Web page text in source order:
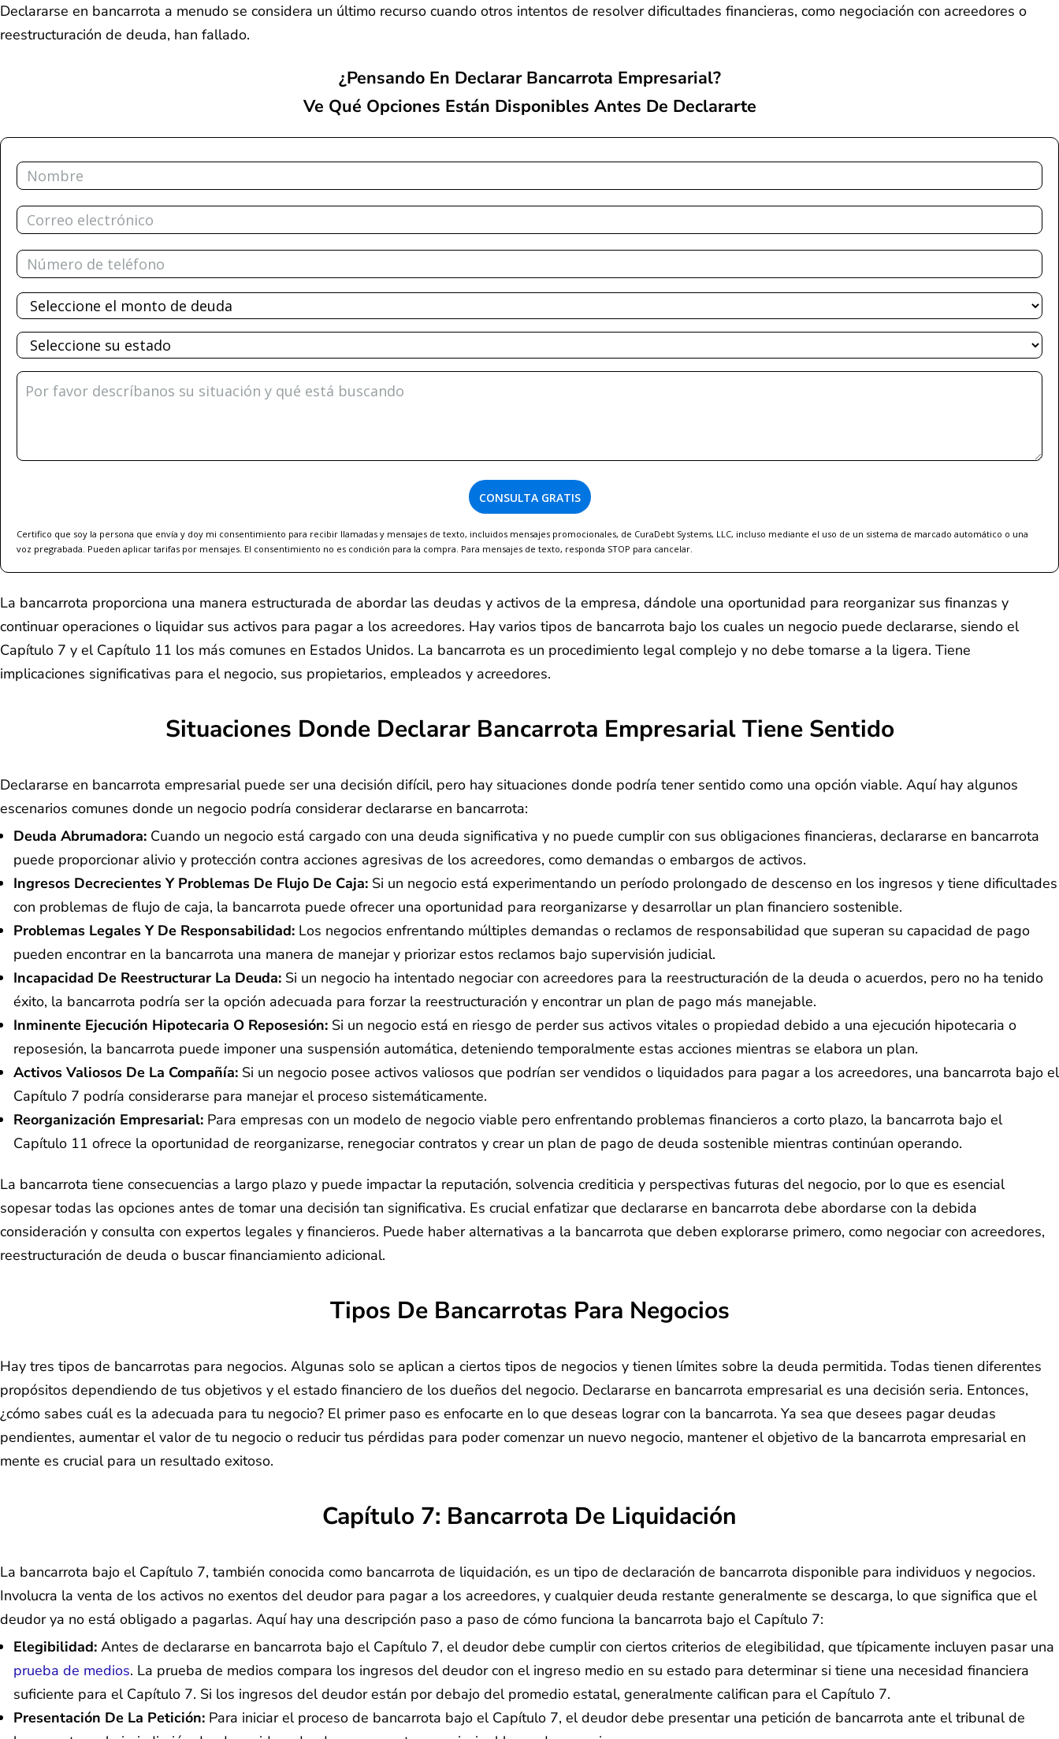
Declararse en bancarrota a menudo se considera un último recurso cuando otros intentos de resolver dificultades financieras, como negociación con acreedores o
reestructuración de deuda, han fallado.
¿Pensando En Declarar Bancarrota Empresarial?
Ve Qué Opciones Están Disponibles Antes De Declararte
Nombre
Correo
electrónico
Teléfono
Deuda
total
Estado
Describa
su
situación
CONSULTA GRATIS
Certifico que soy la persona que envía y doy mi consentimiento para recibir llamadas y mensajes de texto, incluidos mensajes promocionales, de CuraDebt Systems, LLC, incluso mediante el uso de un sistema de marcado automático o una
voz pregrabada. Pueden aplicar tarifas por mensajes. El consentimiento no es condición para la compra. Para mensajes de texto, responda STOP para cancelar.
La bancarrota proporciona una manera estructurada de abordar las deudas y activos de la empresa, dándole una oportunidad para reorganizar sus finanzas y
continuar operaciones o liquidar sus activos para pagar a los acreedores. Hay varios tipos de bancarrota bajo los cuales un negocio puede declararse, siendo el
Capítulo 7 y el Capítulo 11 los más comunes en Estados Unidos. La bancarrota es un procedimiento legal complejo y no debe tomarse a la ligera. Tiene
implicaciones significativas para el negocio, sus propietarios, empleados y acreedores.
Situaciones Donde Declarar Bancarrota Empresarial Tiene Sentido
Declararse en bancarrota empresarial puede ser una decisión difícil, pero hay situaciones donde podría tener sentido como una opción viable. Aquí hay algunos
escenarios comunes donde un negocio podría considerar declararse en bancarrota:
Deuda Abrumadora: Cuando un negocio está cargado con una deuda significativa y no puede cumplir con sus obligaciones financieras, declararse en bancarrota
puede proporcionar alivio y protección contra acciones agresivas de los acreedores, como demandas o embargos de activos.
Ingresos Decrecientes Y Problemas De Flujo De Caja: Si un negocio está experimentando un período prolongado de descenso en los ingresos y tiene dificultades
con problemas de flujo de caja, la bancarrota puede ofrecer una oportunidad para reorganizarse y desarrollar un plan financiero sostenible.
Problemas Legales Y De Responsabilidad: Los negocios enfrentando múltiples demandas o reclamos de responsabilidad que superan su capacidad de pago
pueden encontrar en la bancarrota una manera de manejar y priorizar estos reclamos bajo supervisión judicial.
Incapacidad De Reestructurar La Deuda: Si un negocio ha intentado negociar con acreedores para la reestructuración de la deuda o acuerdos, pero no ha tenido
éxito, la bancarrota podría ser la opción adecuada para forzar la reestructuración y encontrar un plan de pago más manejable.
Inminente Ejecución Hipotecaria O Reposesión: Si un negocio está en riesgo de perder sus activos vitales o propiedad debido a una ejecución hipotecaria o
reposesión, la bancarrota puede imponer una suspensión automática, deteniendo temporalmente estas acciones mientras se elabora un plan.
Activos Valiosos De La Compañía: Si un negocio posee activos valiosos que podrían ser vendidos o liquidados para pagar a los acreedores, una bancarrota bajo el
Capítulo 7 podría considerarse para manejar el proceso sistemáticamente.
Reorganización Empresarial: Para empresas con un modelo de negocio viable pero enfrentando problemas financieros a corto plazo, la bancarrota bajo el
Capítulo 11 ofrece la oportunidad de reorganizarse, renegociar contratos y crear un plan de pago de deuda sostenible mientras continúan operando.
La bancarrota tiene consecuencias a largo plazo y puede impactar la reputación, solvencia crediticia y perspectivas futuras del negocio, por lo que es esencial
sopesar todas las opciones antes de tomar una decisión tan significativa. Es crucial enfatizar que declararse en bancarrota debe abordarse con la debida
consideración y consulta con expertos legales y financieros. Puede haber alternativas a la bancarrota que deben explorarse primero, como negociar con acreedores,
reestructuración de deuda o buscar financiamiento adicional.
Tipos De Bancarrotas Para Negocios
Hay tres tipos de bancarrotas para negocios. Algunas solo se aplican a ciertos tipos de negocios y tienen límites sobre la deuda permitida. Todas tienen diferentes
propósitos dependiendo de tus objetivos y el estado financiero de los dueños del negocio. Declararse en bancarrota empresarial es una decisión seria. Entonces,
¿cómo sabes cuál es la adecuada para tu negocio? El primer paso es enfocarte en lo que deseas lograr con la bancarrota. Ya sea que desees pagar deudas
pendientes, aumentar el valor de tu negocio o reducir tus pérdidas para poder comenzar un nuevo negocio, mantener el objetivo de la bancarrota empresarial en
mente es crucial para un resultado exitoso.
Capítulo 7: Bancarrota De Liquidación
La bancarrota bajo el Capítulo 7, también conocida como bancarrota de liquidación, es un tipo de declaración de bancarrota disponible para individuos y negocios.
Involucra la venta de los activos no exentos del deudor para pagar a los acreedores, y cualquier deuda restante generalmente se descarga, lo que significa que el
deudor ya no está obligado a pagarlas. Aquí hay una descripción paso a paso de cómo funciona la bancarrota bajo el Capítulo 7:
Elegibilidad: Antes de declararse en bancarrota bajo el Capítulo 7, el deudor debe cumplir con ciertos criterios de elegibilidad, que típicamente incluyen pasar una
prueba de medios. La prueba de medios compara los ingresos del deudor con el ingreso medio en su estado para determinar si tiene una necesidad financiera
suficiente para el Capítulo 7. Si los ingresos del deudor están por debajo del promedio estatal, generalmente califican para el Capítulo 7.
Presentación De La Petición: Para iniciar el proceso de bancarrota bajo el Capítulo 7, el deudor debe presentar una petición de bancarrota ante el tribunal de